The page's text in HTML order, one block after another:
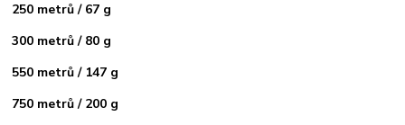
250 metrů / 67 g
300 metrů / 80 g
550 metrů / 147 g
750 metrů / 200 g